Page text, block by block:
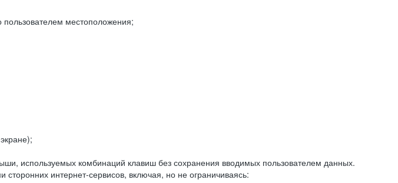
местоположения;
используемых комбинаций клавиш без сохранения вводимых пользователем данных.
интернет-сервисов, включая, но не ограничиваясь: